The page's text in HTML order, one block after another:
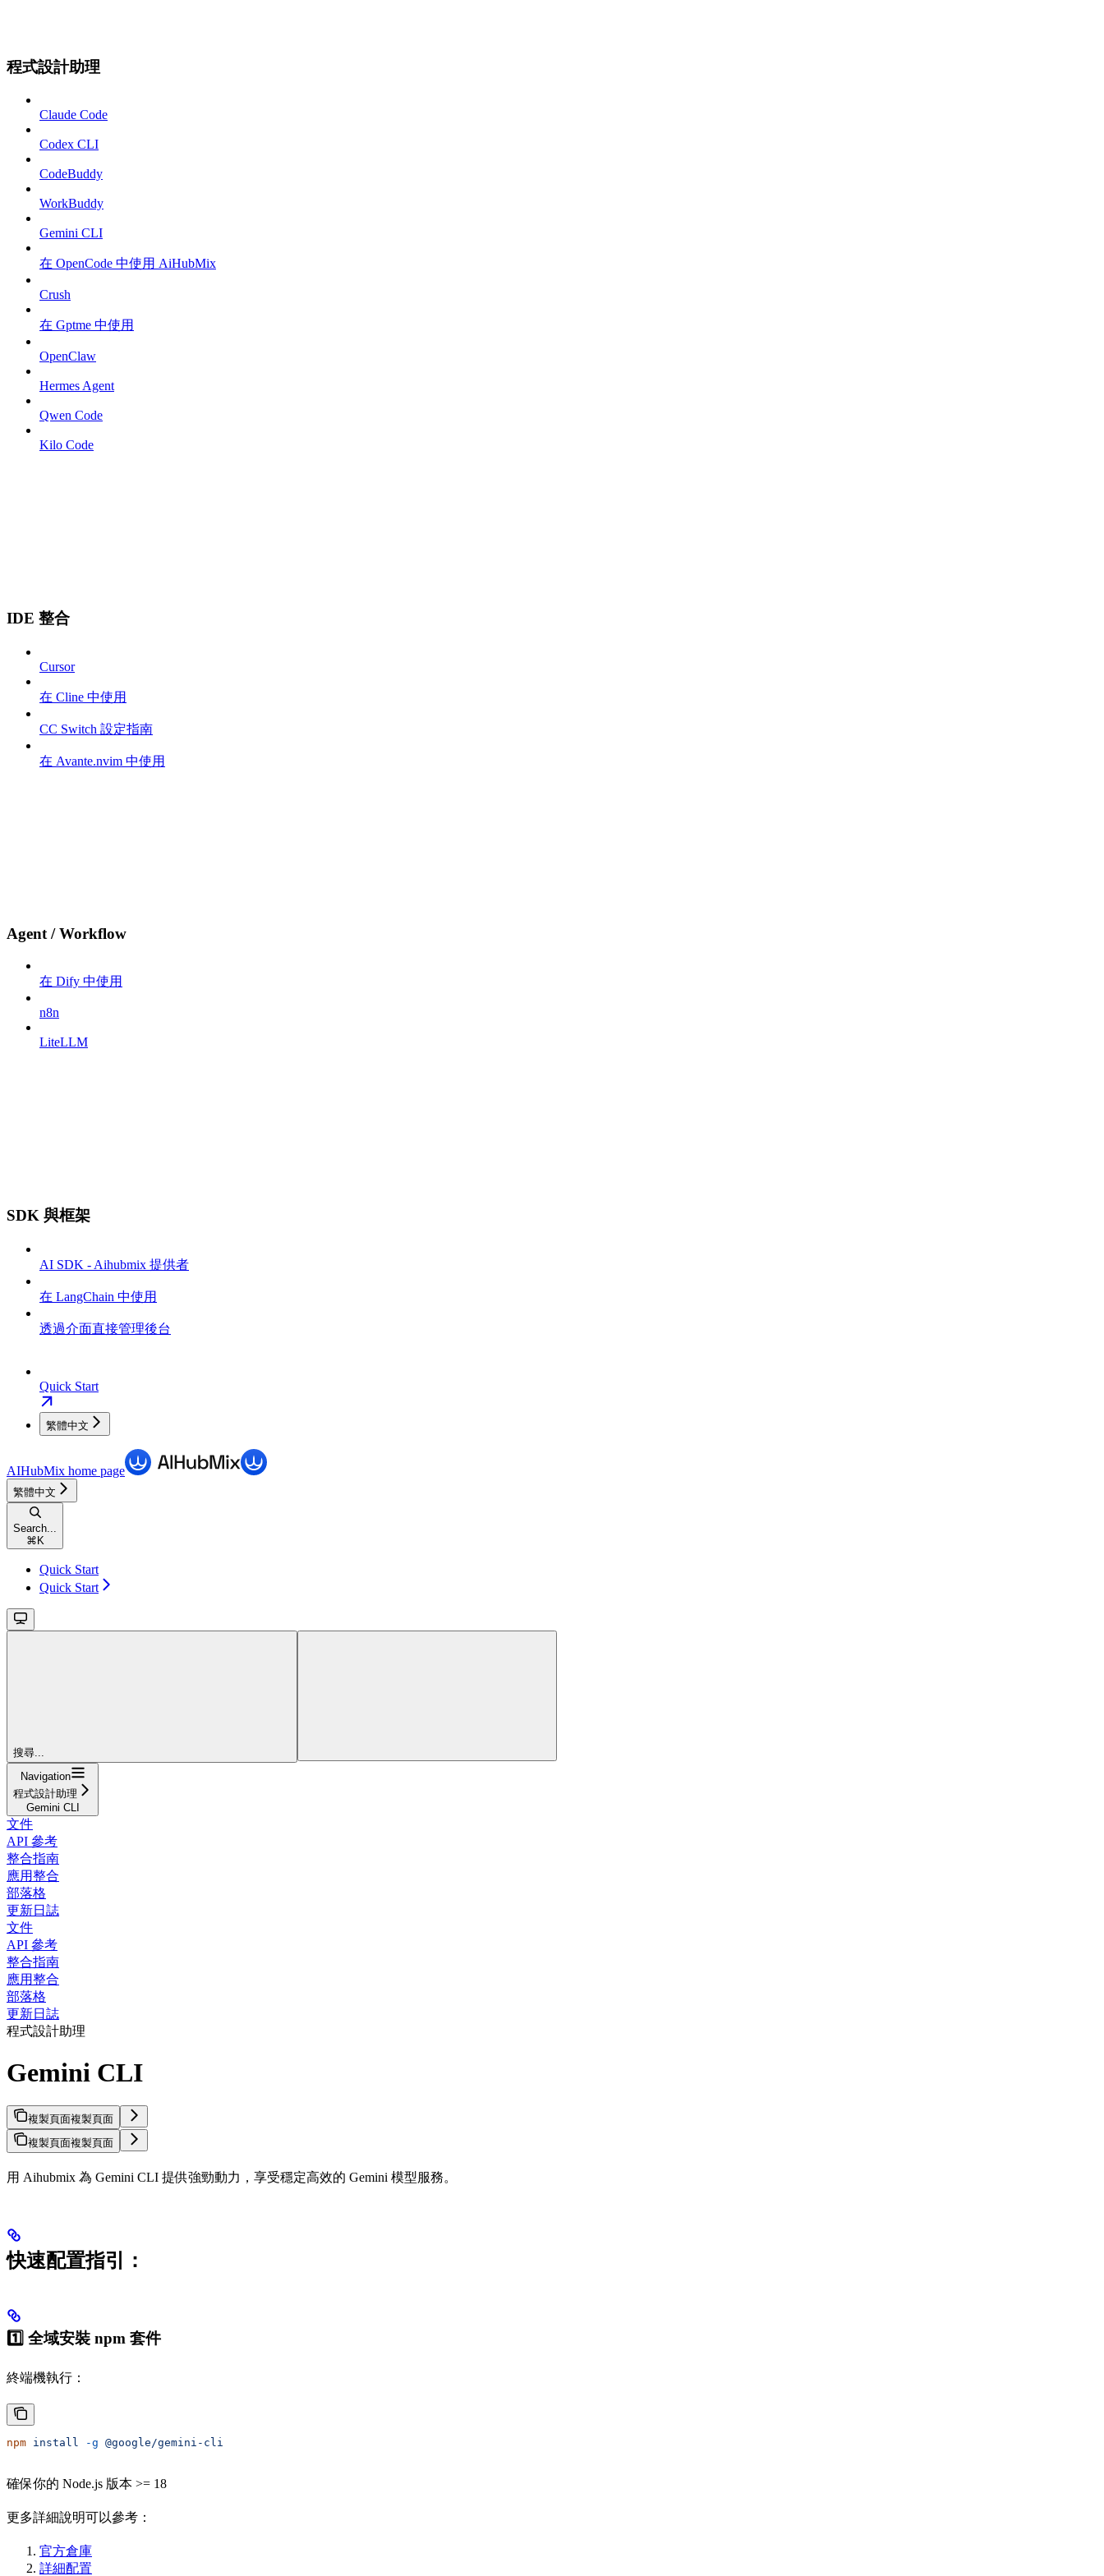
程式設計助理
Claude Code
Codex CLI
CodeBuddy
WorkBuddy
Gemini CLI
在 OpenCode 中使用 AiHubMix
Crush
在 Gptme 中使用
OpenClaw
Hermes Agent
Qwen Code
Kilo Code
IDE 整合
Cursor
在 Cline 中使用
CC Switch 設定指南
在 Avante.nvim 中使用
Agent / Workflow
在 Dify 中使用
n8n
LiteLLM
SDK 與框架
AI SDK - Aihubmix 提供者
在 LangChain 中使用
透過介面直接管理後台
Quick Start
繁體中文
AIHubMix home page
繁體中文
Search...
⌘K
Quick Start
Quick Start
搜尋...
Navigation
程式設計助理
Gemini CLI
文件
API 參考
整合指南
應用整合
部落格
更新日誌
文件
API 參考
整合指南
應用整合
部落格
更新日誌
程式設計助理
Gemini CLI
複製頁面複製頁面
複製頁面複製頁面
用 Aihubmix 為 Gemini CLI 提供強勁動力，享受穩定高效的 Gemini 模型服務。
快速配置指引：
1️⃣ 全域安裝 npm 套件
終端機執行：
npm install -g @google/gemini-cli
確保你的 Node.js 版本 >= 18
更多詳細說明可以參考：
官方倉庫
詳細配置